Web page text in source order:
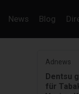
News Blog
Adnews
Dentsu
für